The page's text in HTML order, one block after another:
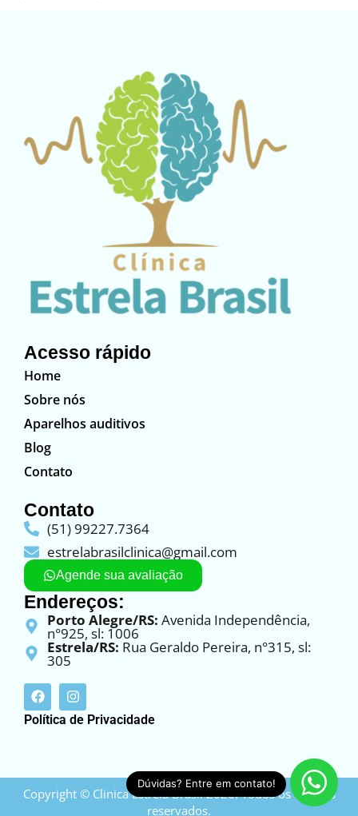
Acesso rápido
Home
Sobre nós
Aparelhos auditivos
Blog
Contato
Contato
(51) 99227.7364
estrelabrasilclinica@gmail.com
Agende sua avaliação
Endereços:
Porto Alegre/RS: Avenida Independência,
n°925, sl: 1006
Estrela/RS: Rua Geraldo Pereira, n°315, sl:
305
Política de Privacidade
Copyright © Clinica Estrela Brasil 2026. Todos os direitos
reservados.
Dúvidas? Entre em contato!